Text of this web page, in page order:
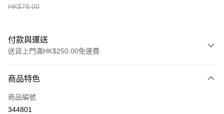
HK$78.00
付款與運送
送貨上門滿HK$250.00免運費
信用卡
Apple Pay
商品特色
商品編號
344801